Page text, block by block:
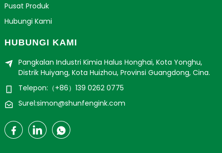
Pusat Produk
Hubungi Kami
HUBUNGI KAMI
Pangkalan Industri Kimia Halus Honghai, Kota Yonghu,
Distrik Huiyang, Kota Huizhou, Provinsi Guangdong, Cina.
Telepon:（+86）139 0262 0775
Surel:simon@shunfengink.com